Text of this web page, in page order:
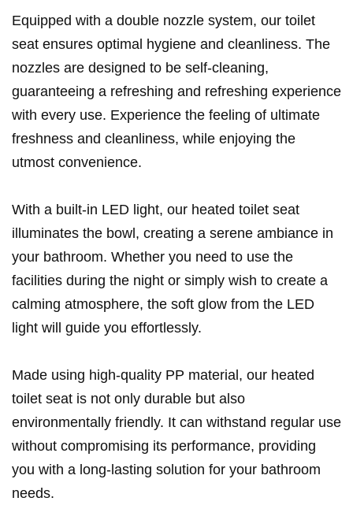
Equipped with a double nozzle system, our toilet
seat ensures optimal hygiene and cleanliness. The
nozzles are designed to be self-cleaning,
guaranteeing a refreshing and refreshing experience
with every use. Experience the feeling of ultimate
freshness and cleanliness, while enjoying the
utmost convenience.
With a built-in LED light, our heated toilet seat
illuminates the bowl, creating a serene ambiance in
your bathroom. Whether you need to use the
facilities during the night or simply wish to create a
calming atmosphere, the soft glow from the LED
light will guide you effortlessly.
Made using high-quality PP material, our heated
toilet seat is not only durable but also
environmentally friendly. It can withstand regular use
without compromising its performance, providing
you with a long-lasting solution for your bathroom
needs.